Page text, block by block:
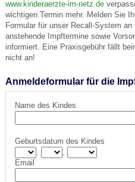
www.kinderaerzte-im-netz.de
wichtigen Termin mehr. Melden Sie
Formular für unser Recall-System
anstehende Impftermine sowie
informiert. Eine Praxisgebühr fällt
nicht an!
Anmeldeformular für die
Name des Kindes
Geburtsdatum des Kindes
Email